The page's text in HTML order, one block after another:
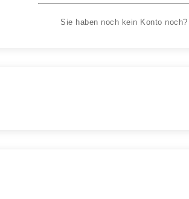
Sie haben noch kein Konto noch?